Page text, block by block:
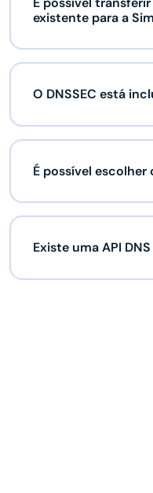
existente para a
O DNSSEC está
É possível escolher
Existe uma API